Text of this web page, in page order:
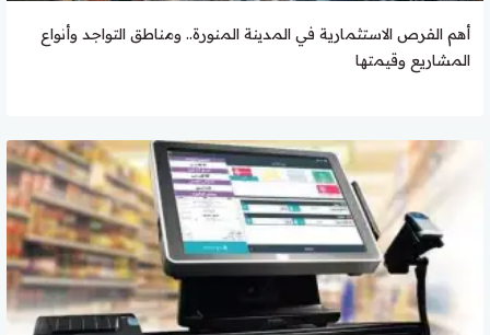
أهم الفرص الاستثمارية في المدينة المنورة.. ومناطق التواجد وأنواع
المشاريع وقيمتها